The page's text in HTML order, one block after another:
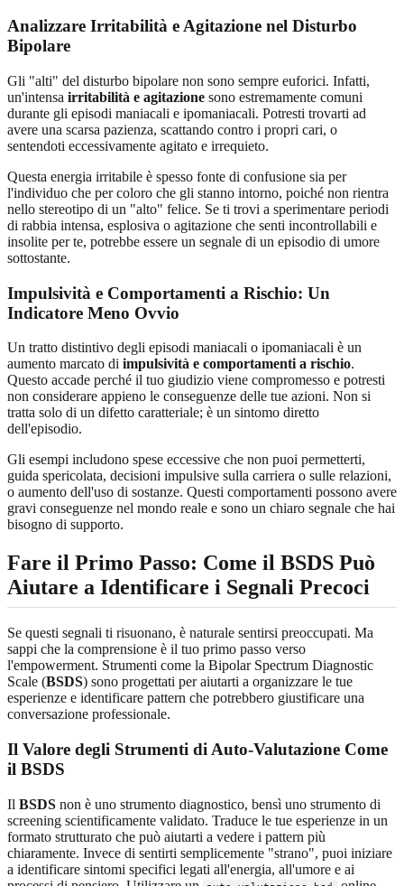
Analizzare Irritabilità e Agitazione nel Disturbo
Bipolare
Gli "alti" del disturbo bipolare non sono sempre euforici. Infatti,
un'intensa irritabilità e agitazione sono estremamente comuni
durante gli episodi maniacali e ipomaniacali. Potresti trovarti ad
avere una scarsa pazienza, scattando contro i propri cari, o
sentendoti eccessivamente agitato e irrequieto.
Questa energia irritabile è spesso fonte di confusione sia per
l'individuo che per coloro che gli stanno intorno, poiché non rientra
nello stereotipo di un "alto" felice. Se ti trovi a sperimentare periodi
di rabbia intensa, esplosiva o agitazione che senti incontrollabili e
insolite per te, potrebbe essere un segnale di un episodio di umore
sottostante.
Impulsività e Comportamenti a Rischio: Un
Indicatore Meno Ovvio
Un tratto distintivo degli episodi maniacali o ipomaniacali è un
aumento marcato di impulsività e comportamenti a rischio.
Questo accade perché il tuo giudizio viene compromesso e potresti
non considerare appieno le conseguenze delle tue azioni. Non si
tratta solo di un difetto caratteriale; è un sintomo diretto
dell'episodio.
Gli esempi includono spese eccessive che non puoi permetterti,
guida spericolata, decisioni impulsive sulla carriera o sulle relazioni,
o aumento dell'uso di sostanze. Questi comportamenti possono avere
gravi conseguenze nel mondo reale e sono un chiaro segnale che hai
bisogno di supporto.
Fare il Primo Passo: Come il BSDS Può
Aiutare a Identificare i Segnali Precoci
Se questi segnali ti risuonano, è naturale sentirsi preoccupati. Ma
sappi che la comprensione è il tuo primo passo verso
l'empowerment. Strumenti come la Bipolar Spectrum Diagnostic
Scale (BSDS) sono progettati per aiutarti a organizzare le tue
esperienze e identificare pattern che potrebbero giustificare una
conversazione professionale.
Il Valore degli Strumenti di Auto-Valutazione Come
il BSDS
Il BSDS non è uno strumento diagnostico, bensì uno strumento di
screening scientificamente validato. Traduce le tue esperienze in un
formato strutturato che può aiutarti a vedere i pattern più
chiaramente. Invece di sentirti semplicemente "strano", puoi iniziare
a identificare sintomi specifici legati all'energia, all'umore e ai